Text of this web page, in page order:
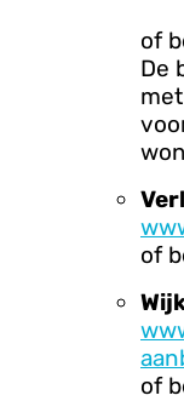
of
De
of
of